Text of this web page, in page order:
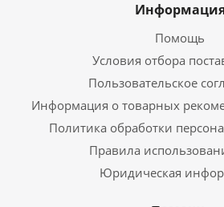
Помощь
Условия отбора
Пользовательское
Информация о товарных
Политика обработки
Правила
Юридическая